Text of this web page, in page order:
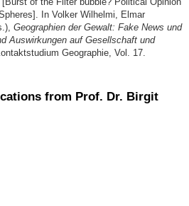
In Volker Wilhelmi, Elmar
Geographien der Gewalt: Fake News und
Auswirkungen auf Gesellschaft und
Geographie, Vol. 17.
from Prof. Dr. Birgit